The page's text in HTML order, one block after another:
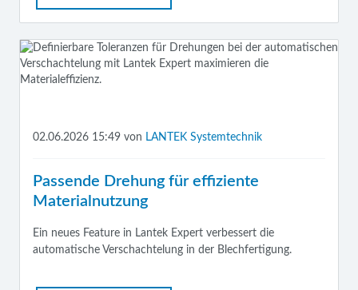
02.06.2026 15:49 von LANTEK Systemtechnik
Passende Drehung für effiziente
Materialnutzung
Ein neues Feature in Lantek Expert verbessert die
automatische Verschachtelung in der Blechfertigung.